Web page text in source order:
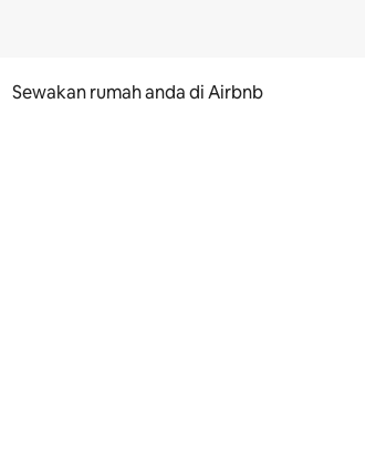
Sewakan rumah anda di Airbnb